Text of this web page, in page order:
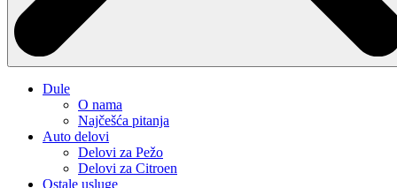
Dule
O nama
Najčešća pitanja
Auto delovi
Delovi za Pežo
Delovi za Citroen
Ostale usluge